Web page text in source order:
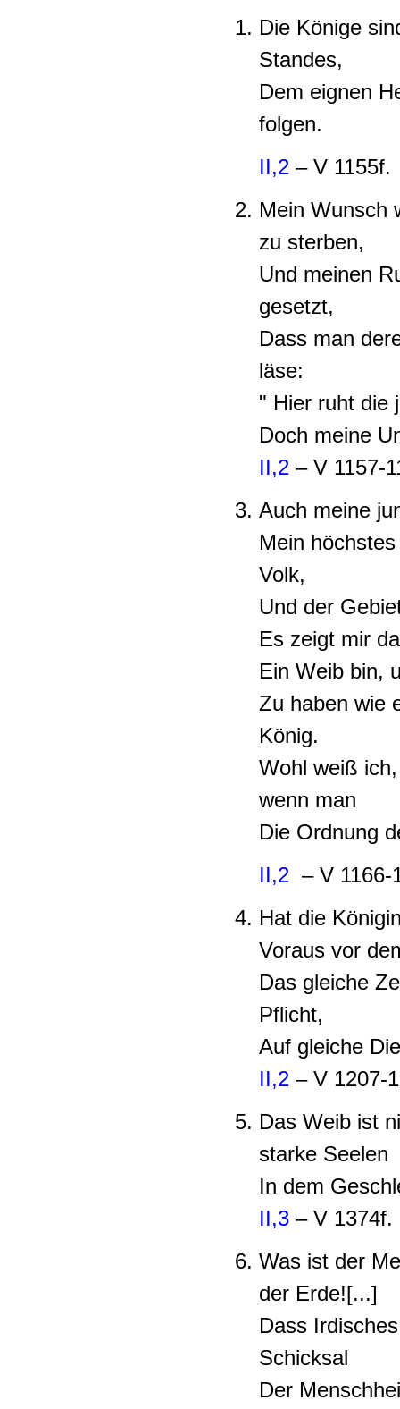
Die Könige
Standes,
Dem eignen
folgen.
II,2 – V 1155f.
Mein Wunsch
zu sterben,
Und meinen
gesetzt,
Dass man
läse:
" Hier ruht die
Doch meine
II,2 – V 1157-
Auch meine
Mein
Volk,
Und der
Es zeigt mir
Ein Weib bin,
Zu haben wie
König.
Wohl weiß
wenn man
Die Ordnung
II,2 – V 1166-
Hat die
Voraus vor
Das gleiche
Pflicht,
Auf gleiche
II,2 – V 1207-
Das Weib ist
starke Seelen
In dem
II,3 – V 1374f.
Was ist der
der Erde![...]
Dass
Schicksal
Der